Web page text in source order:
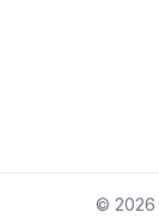
© 2026